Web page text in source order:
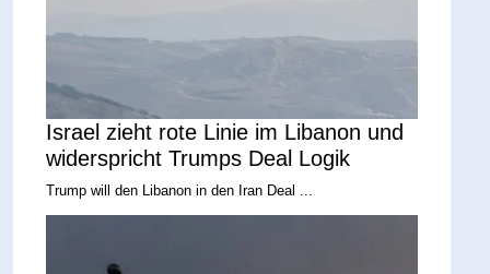
Israel zieht rote Linie im Libanon und
widerspricht Trumps Deal Logik
Trump will den Libanon in den Iran Deal ...